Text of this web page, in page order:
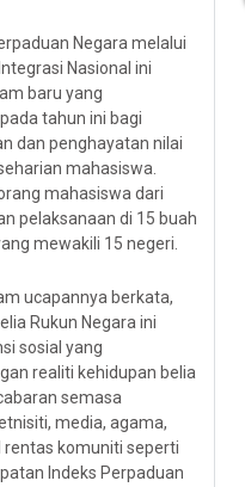
Negara melalui
Nasional ini
baru yang
tahun ini bagi
dan penghayatan nilai
mahasiswa.
mahasiswa dari
pelaksanaan di 15 buah
mewakili 15 negeri.
ucapannya berkata,
Rukun Negara ini
sosial yang
realiti kehidupan belia
semasa
media, agama,
rentas komuniti seperti
Indeks Perpaduan